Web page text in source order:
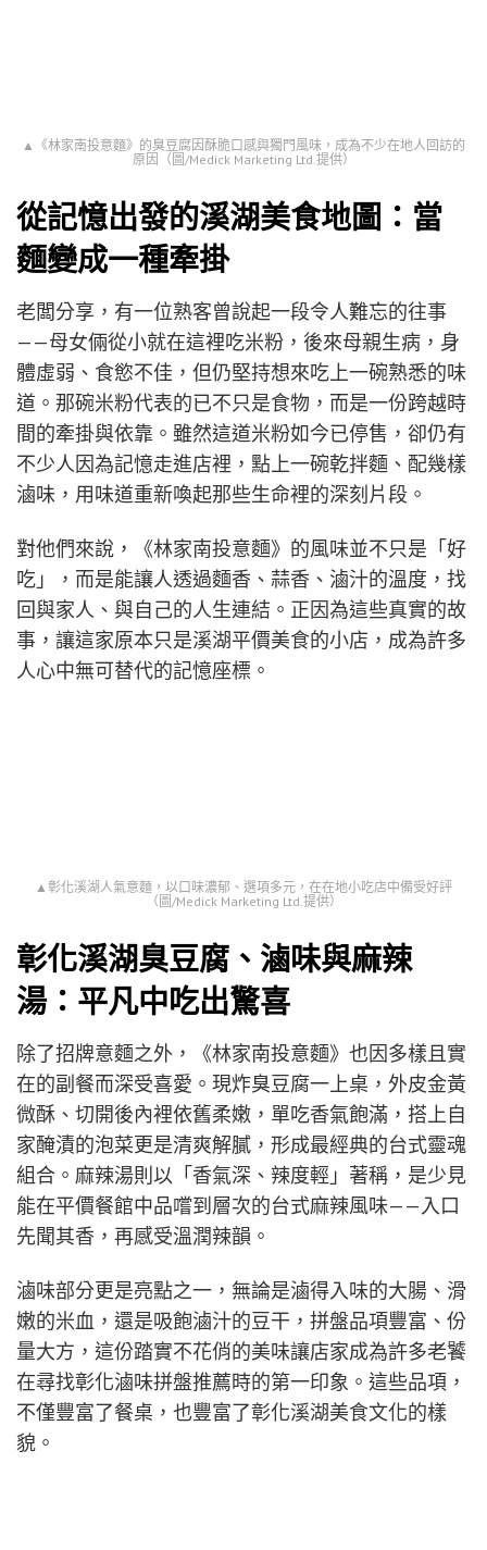
▲《林家南投意麵》的臭豆腐因酥脆口感與獨門風味，成為不少在地人回訪的
原因（圖/Medick Marketing Ltd.提供）
從記憶出發的溪湖美食地圖：當
麵變成一種牽掛
老闆分享，有一位熟客曾說起一段令人難忘的往事
體虛弱、食慾不佳，但仍堅持想來吃上一碗熟悉的味
道。那碗米粉代表的已不只是食物，而是一份跨越時
間的牽掛與依靠。雖然這道米粉如今已停售，卻仍有
不少人因為記憶走進店裡，點上一碗乾拌麵、配幾樣
滷味，用味道重新喚起那些生命裡的深刻片段。
▲彰化溪湖人氣意麵，以口味濃郁、選項多元，在在地小吃店中備受好評
彰化溪湖臭豆腐、滷味與麻辣
湯：平凡中吃出驚喜
除了招牌意麵之外，《林家南投意麵》也因多樣且實
在的副餐而深受喜愛。現炸臭豆腐一上桌，外皮金黃